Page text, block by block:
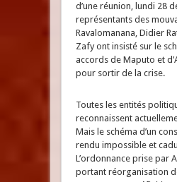
d’une réunion, lundi 28
représentants des
Ravalomanana, Didier
Zafy ont insisté sur le
accords de Maputo et
pour sortir de la crise.
Toutes les entités
reconnaissent
Mais le schéma d’un
rendu impossible et
L’ordonnance prise par
portant réorganisation